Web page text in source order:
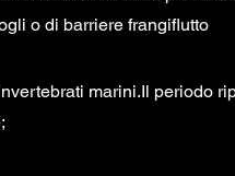
o di barriere frangiflutto
marini.Il periodo